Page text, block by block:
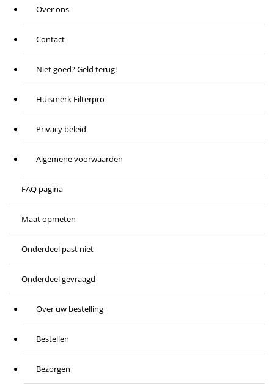
Over ons
Contact
Niet goed? Geld terug!
Huismerk Filterpro
Privacy beleid
Algemene voorwaarden
FAQ pagina
Maat opmeten
Onderdeel past niet
Onderdeel gevraagd
Over uw bestelling
Bestellen
Bezorgen